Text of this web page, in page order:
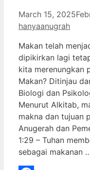
March 15, 2025
hanyaanugrah
Makan telah
dipikirkan lagi
kita merenungkan
Makan? Ditinjau
Biologi dan
Menurut Alkitab,
makna dan tujuan
Anugerah dan
1:29 – Tuhan
sebagai makanan